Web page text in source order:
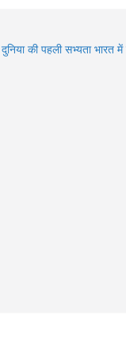
2026: भगवान शिव की
भी देती हैं आस्था का संदेश